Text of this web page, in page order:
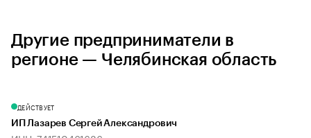
Другие предприниматели в
регионе — Челябинская область
ДЕЙСТВУЕТ
ИП Лазарев Сергей Александрович